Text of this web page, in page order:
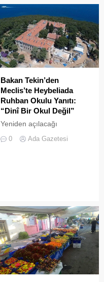
Bakan Tekin’den
Meclis’te Heybeliada
Ruhban Okulu Yanıtı:
“Dinî Bir Okul Değil”
Yeniden açılacağı
kamuoyunda sıkça tartışılan
0 Ada Gazetesi